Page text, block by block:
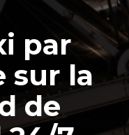
par
sur la
de